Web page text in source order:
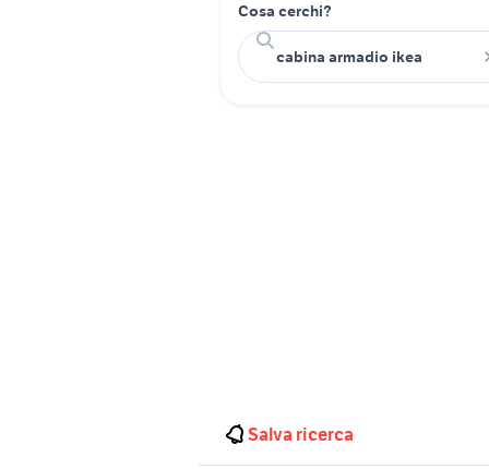
Cosa cerchi?
Salva ricerca